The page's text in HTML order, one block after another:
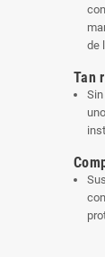
de
Tan